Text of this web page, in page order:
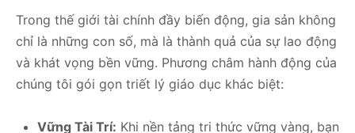
Trong thế giới tài chính đầy biến động, gia sản không
chỉ là những con số, mà là thành quả của sự lao động
và khát vọng bền vững. Phương châm hành động của
chúng tôi gói gọn triết lý giáo dục khác biệt:
Vững Tài Trí: Khi nền tảng tri thức vững vàng, bạn